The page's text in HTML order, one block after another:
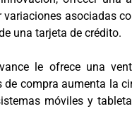
asociadas
una tarjeta de crédito.
le ofrece una
compra aumenta la
móviles y